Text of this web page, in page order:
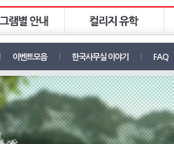
이벤트모음 한국사무실 이야기 FAQ